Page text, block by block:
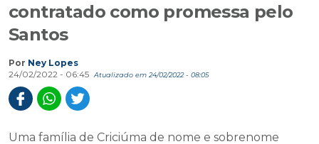
contratado como promessa pelo
Santos
Por Ney Lopes
24/02/2022 - 06:45
Atualizado em 24/02/2022 - 08:05
Uma família de Criciúma de nome e sobrenome